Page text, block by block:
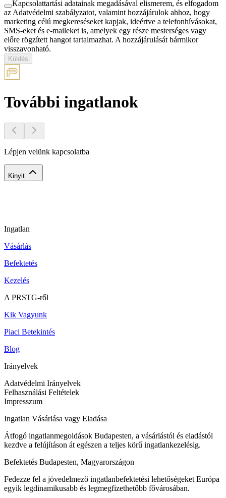
Kapcsolattartási adatainak megadásával elismerem, és elfogadom
az Adatvédelmi szabályzatot, valamint hozzájárulok ahhoz, hogy
marketing célú megkereséseket kapjak, ideértve a telefonhívásokat,
SMS-eket és e-maileket is, amelyek egy része mesterséges vagy
előre rögzített hangot tartalmazhat. A hozzájárulását bármikor
visszavonható.
Küldés
További ingatlanok
Lépjen velünk kapcsolatba
Kinyit
Ingatlan
Vásárlás
Befektetés
Kezelés
A PRSTG-ről
Kik Vagyunk
Piaci Betekintés
Blog
Irányelvek
Adatvédelmi Irányelvek
Felhasználási Feltételek
Impresszum
Ingatlan Vásárlása vagy Eladása
Átfogó ingatlanmegoldások Budapesten, a vásárlástól és eladástól
kezdve a felújításon át egészen a teljes körű ingatlankezelésig.
Befektetés Budapesten, Magyarországon
Fedezze fel a jövedelmező ingatlanbefektetési lehetőségeket Európa
egyik legdinamikusabb és legmegfizethetőbb fővárosában.